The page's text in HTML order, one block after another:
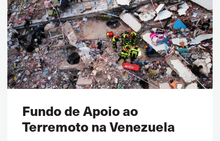
Fundo de Apoio ao
Terremoto na Venezuela